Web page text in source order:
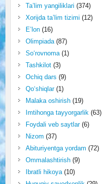
Ta’lim yangiliklari (374)
Xorijda ta’lim tizimi (12)
E’lon(16)
Olimpiada(87)
So‘rovnoma(1)
Tashkilot(3)
Ochiq dars (9)
Qo‘shiqlar(1)
Malaka oshirish(19)
Imtihonga tayyorgarlik (63)
Foydali veb saytlar(6)
Nizom (37)
Abituriyentga yordam (72)
Ommalashtirish(9)
Ibratli hikoya(10)